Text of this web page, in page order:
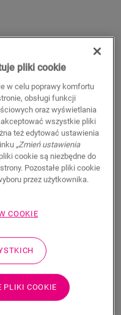
regionie
żywo? Nadal nurtują
pliki cookie
w celu poprawy komfortu
obsługi funkcji
oraz wyświetlania
wszystkie pliki
też edytować ustawienia
„Zmień ustawienia
cookie są niezbędne do
Pozostałe pliki cookie
przez użytkownika.
COOKIE
PLIKI COOKIE